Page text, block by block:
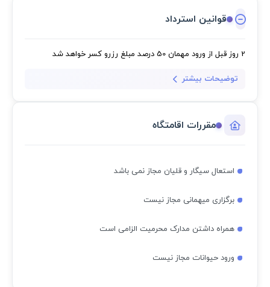
قوانین استرداد
2 روز قبل از ورود مهمان 50 درصد مبلغ رزرو کسر خواهد شد
توضیحات بیشتر
مقررات اقامتگاه
استعال سیگار و قلیان مجاز نمی باشد
برگزاری میهمانی مجاز نیست
همراه داشتن مدارک محرمیت الزامی است
ورود حیوانات مجاز نیست